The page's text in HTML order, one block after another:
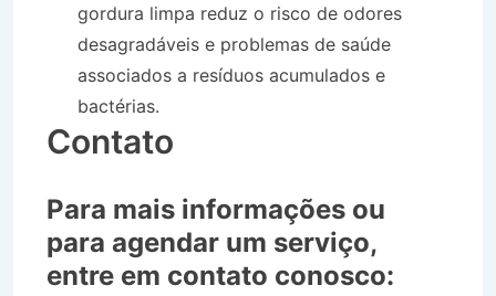
gordura limpa reduz o risco de odores
desagradáveis e problemas de saúde
associados a resíduos acumulados e
bactérias.
Contato
Para mais informações ou
para agendar um serviço,
entre em contato conosco: